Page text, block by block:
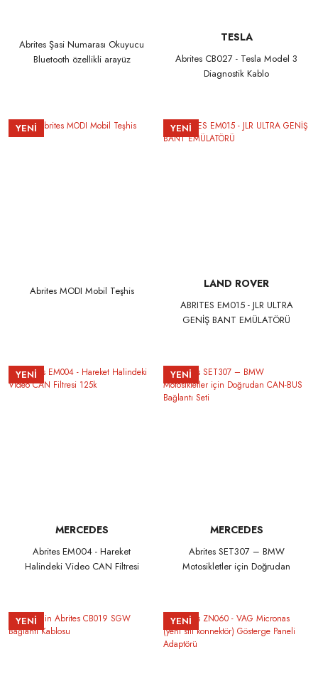
Abrites Şasi Numarası Okuyucu
Bluetooth özellikli arayüz
TESLA
Abrites CB027 - Tesla Model 3
Diagnostik Kablo
YENİ
Abrites MODI Mobil Teşhis
YENİ
LAND ROVER
ABRITES EM015 - JLR ULTRA
GENİŞ BANT EMÜLATÖRÜ
YENİ
MERCEDES
Abrites EM004 - Hareket
Halindeki Video CAN Filtresi
YENİ
MERCEDES
Abrites SET307 – BMW
Motosikletler için Doğrudan
YENİ YENİ